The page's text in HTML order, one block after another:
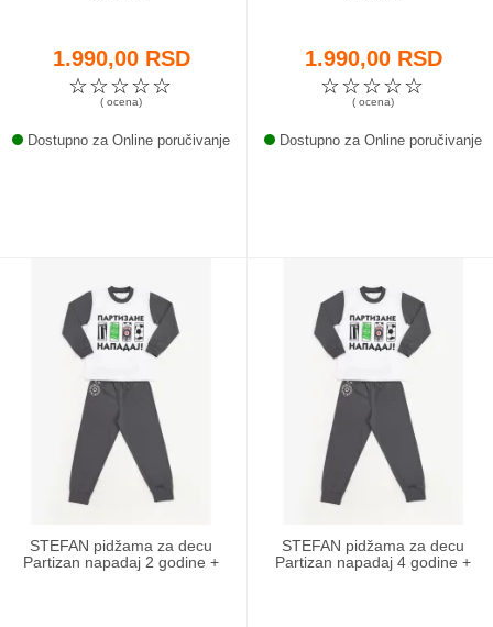
1.990,00 RSD
☆
☆
☆
☆
☆
( ocena)
Dostupno za Online poručivanje
1.990,00 RSD
☆
☆
☆
☆
☆
( ocena)
Dostupno za Online poručivanje
STEFAN pidžama za decu
Partizan napadaj 2 godine +
STEFAN pidžama za decu
Partizan napadaj 4 godine +